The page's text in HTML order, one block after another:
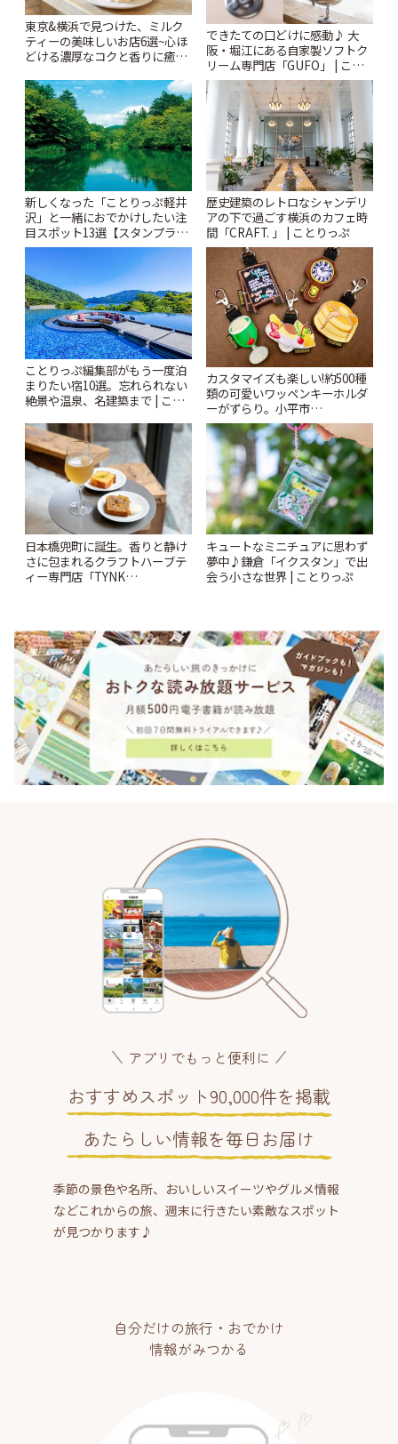
東京&横浜で見つけた、ミルク
ティーの美味しいお店6選~心ほ
どける濃厚なコクと香りに癒や
ぷ
できたての口どけに感動♪ 大
阪・堀江にある自家製ソフトク
リーム専門店「GUFO」 | こと
りっぷ
新しくなった「ことりっぷ軽井
沢」と一緒におでかけしたい注
目スポット13選【スタンプラリ
ー開催中】 | ことりっぷ
歴史建築のレトロなシャンデリ
アの下で過ごす横浜のカフェ時
間「CRAFT. 」 | ことりっぷ
ことりっぷ編集部がもう一度泊
まりたい宿10選。忘れられない
絶景や温泉、名建築まで | こと
カスタマイズも楽しい!約500種
類の可愛いワッペンキーホルダ
ーがずらり。小平市
「Kimamaya T&K」 | ことりっ
ぷ
日本橋兜町に誕生。香りと静け
さに包まれるクラフトハーブテ
ィー専門店「TYNK
キュートなミニチュアに思わず
夢中♪鎌倉「イクスタン」で出
会う小さな世界 | ことりっぷ
アプリでもっと便利に
おすすめスポット90,000件を掲載
あたらしい情報を毎日お届け
季節の景色や名所、おいしいスイーツやグルメ情報
などこれからの旅、週末に行きたい素敵なスポット
が見つかります♪
自分だけの旅行・おでかけ
情報がみつかる